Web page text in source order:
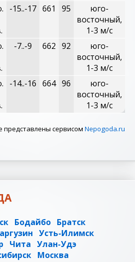
-15..-17 661 95
юго-
восточный,
1-3 м/с
-7..-9 662 92
юго-
восточный,
1-3 м/с
-14..-16 664 96
юго-
восточный,
1-3 м/с
представлены сервисом Nepogoda.ru
Бодайбо Братск
Усть-Илимск
Чита Улан-Удэ
Москва